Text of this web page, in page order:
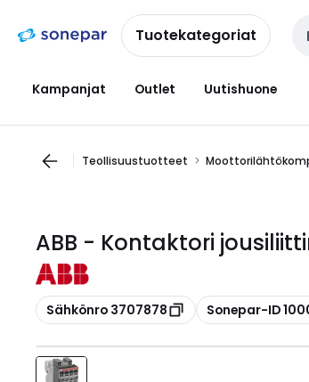
navigointiinsisältöönTuotekategoriat
Kampanjat Outlet Uutishuone
Teollisuustuotteet
ABB - Kontaktori
Kopioi
Sähkönro 3707878 Kopioi
Sonepar-ID